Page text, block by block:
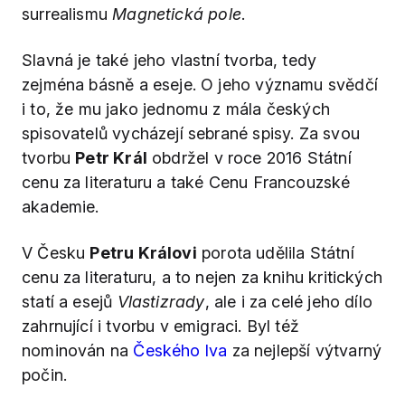
surrealismu Magnetická pole.
Slavná je také jeho vlastní tvorba, tedy
zejména básně a eseje. O jeho významu svědčí
i to, že mu jako jednomu z mála českých
spisovatelů vycházejí sebrané spisy. Za svou
tvorbu Petr Král obdržel v roce 2016 Státní
cenu za literaturu a také Cenu Francouzské
akademie.
V Česku Petru Královi porota udělila Státní
cenu za literaturu, a to nejen za knihu kritických
statí a esejů Vlastizrady, ale i za celé jeho dílo
zahrnující i tvorbu v emigraci. Byl též
nominován na Českého lva za nejlepší výtvarný
počin.